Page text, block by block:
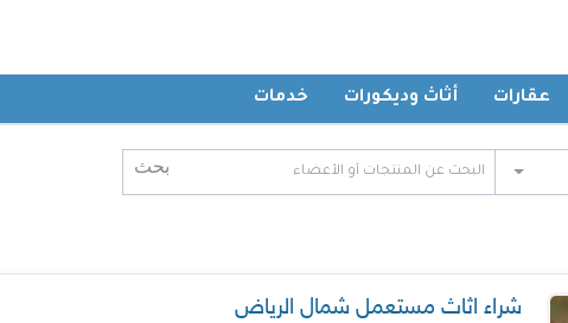
عقارات أثاث وديكورات خدمات
شراء اثاث مستعمل شمال الرياض